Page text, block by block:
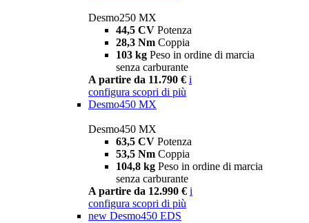
Desmo250 MX
44,5 CV Potenza
28,3 Nm Coppia
103 kg Peso in ordine di marcia
senza carburante
A partire da 11.790 € i
configura scopri di più
Desmo450 MX
Desmo450 MX
63,5 CV Potenza
53,5 Nm Coppia
104,8 kg Peso in ordine di marcia
senza carburante
A partire da 12.990 € i
configura scopri di più
new Desmo450 EDS